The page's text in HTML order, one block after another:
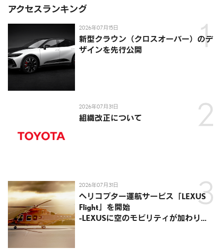
アクセスランキング
2026年07月15日
新型クラウン（クロスオーバー）のデ
ザインを先行公開
2026年07月31日
組織改正について
2026年07月31日
ヘリコプター運航サービス「LEXUS
Flight」を開始
-LEXUSに空のモビリティが加わり、